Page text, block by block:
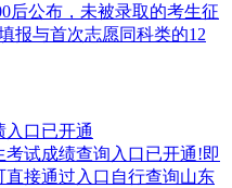
后公布，未被录取的考生征
报与首次志愿同科类的12
入口已开通
试成绩查询入口已开通!即
直接通过入口自行查询山东